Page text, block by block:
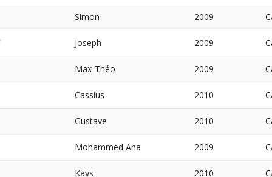
Simon 2009
Joseph 2009
Max-Théo 2009
Cassius 2010
Gustave 2010
Mohammed Ana 2009
Kays 2010